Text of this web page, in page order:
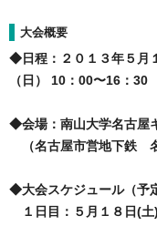
大会概要
◆日程：２０１３年５月
（日） 10：00〜16：30
◆会場：南山大学名古屋
（名古屋市営地下鉄 名
◆大会スケジュール（予
１日目：５月１８日(土)